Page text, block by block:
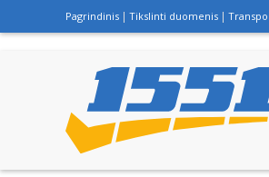
Pagrindinis Tikslinti duomenis